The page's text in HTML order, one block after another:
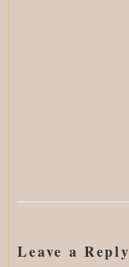
Leave a Reply